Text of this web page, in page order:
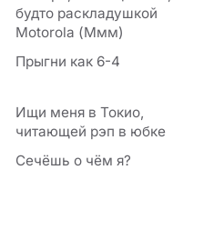
будто раскладушкой
Motorola (Ммм)
Прыгни как 6-4
Ищи меня в Токио,
читающей рэп в юбке
Сечёшь о чём я?